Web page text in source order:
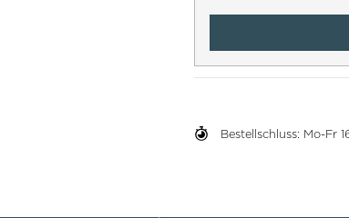
Bestellschluss: Mo-Fr